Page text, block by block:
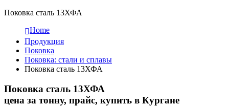
Поковка сталь 13ХФА
Home
Продукция
Поковка
Поковка: cтали и сплавы
Поковка сталь 13ХФА
Поковка сталь 13ХФА
цена за тонну, прайс, купить в Кургане